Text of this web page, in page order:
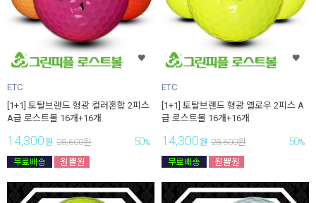
ETC
[1+1] 토탈브랜드 형광 컬러혼합 2피스
A급 로스트볼 16개+16개
14,300원 28,600원 50%
ETC
[1+1] 토탈브랜드 형광 옐로우 2피스 A
급 로스트볼 16개+16개
14,300원 28,600원 50%